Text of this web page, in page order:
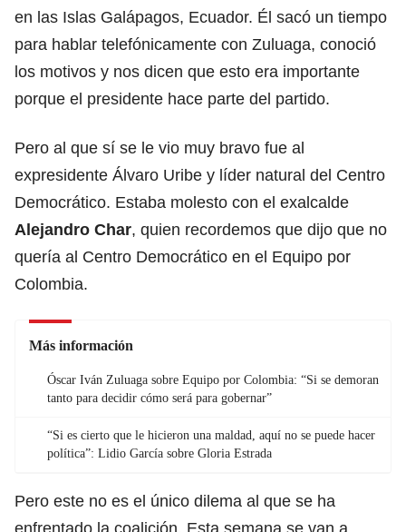
en las Islas Galápagos, Ecuador. Él sacó un tiempo
para hablar telefónicamente con Zuluaga, conoció
los motivos y nos dicen que esto era importante
porque el presidente hace parte del partido.
Pero al que sí se le vio muy bravo fue al
expresidente Álvaro Uribe y líder natural del Centro
Democrático. Estaba molesto con el exalcalde
Alejandro Char, quien recordemos que dijo que no
quería al Centro Democrático en el Equipo por
Colombia.
Más información
Óscar Iván Zuluaga sobre Equipo por Colombia: “Si se demoran
tanto para decidir cómo será para gobernar”
“Si es cierto que le hicieron una maldad, aquí no se puede hacer
política”: Lidio García sobre Gloria Estrada
Pero este no es el único dilema al que se ha
enfrentado la coalición. Esta semana se van a